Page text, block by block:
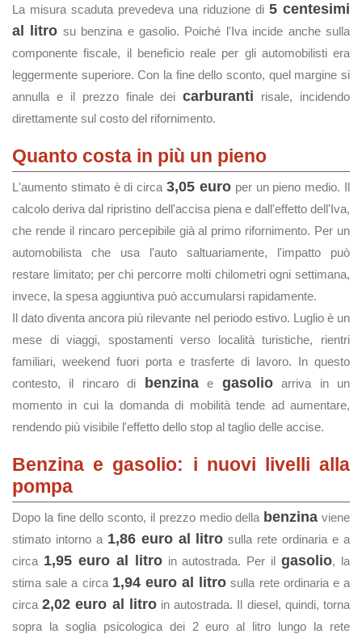
La misura scaduta prevedeva una riduzione di 5 centesimi
al litro su benzina e gasolio. Poiché l'Iva incide anche sulla
componente fiscale, il beneficio reale per gli automobilisti era
leggermente superiore. Con la fine dello sconto, quel margine si
annulla e il prezzo finale deicarburanti risale, incidendo
direttamente sul costo del rifornimento.
Quanto costa in più un pieno
L'aumento stimato è di circa3,05 europer un pieno medio. Il
calcolo deriva dal ripristino dell'accisa piena e dall'effetto dell'Iva,
che rende il rincaro percepibile già al primo rifornimento. Per un
automobilista che usa l'auto saltuariamente, l'impatto può
restare limitato; per chi percorre molti chilometri ogni settimana,
invece, la spesa aggiuntiva può accumularsi rapidamente.
Il dato diventa ancora più rilevante nel periodo estivo. Luglio è un
mese di viaggi, spostamenti verso località turistiche, rientri
familiari, weekend fuori porta e trasferte di lavoro. In questo
contesto, il rincaro di
benzinae gasolioarriva in un
momento in cui la domanda di mobilità tende ad aumentare,
rendendo più visibile l'effetto dello stop al taglio delle accise.
Benzina e gasolio: i nuovi livelli alla
pompa
Dopo la fine dello sconto, il prezzo medio della benzina viene
stimato intorno a 1,86 euro al litro sulla rete ordinaria e a
circa 1,95 euro al litroin autostrada. Per ilgasolio, la
stima sale a circa 1,94 euro al litro sulla rete ordinaria e a
circa2,02 euro al litroin autostrada. Il diesel, quindi, torna
sopra la soglia psicologica dei 2 euro al litro lungo la rete